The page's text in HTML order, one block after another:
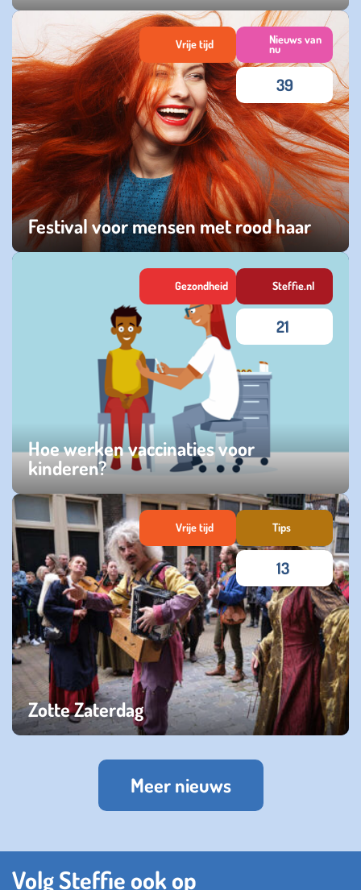
maandag 15 december 2025
Festival voor mensen met rood haar
maandag 04 augustus 2025
Vrije tijd Nieuws van
nu
39
Hoe werken vaccinaties voor
kinderen?
vrijdag 28 maart 2025
Gezondheid Steffie.nl
21
Zotte Zaterdag
Vrije tijd Tips
13
Meer nieuws
Volg Steffie ook op